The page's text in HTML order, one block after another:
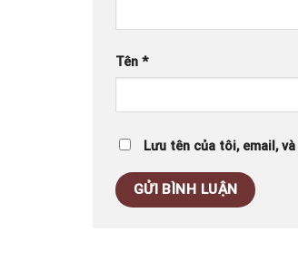
Tên *
Lưu tên của tôi, email,